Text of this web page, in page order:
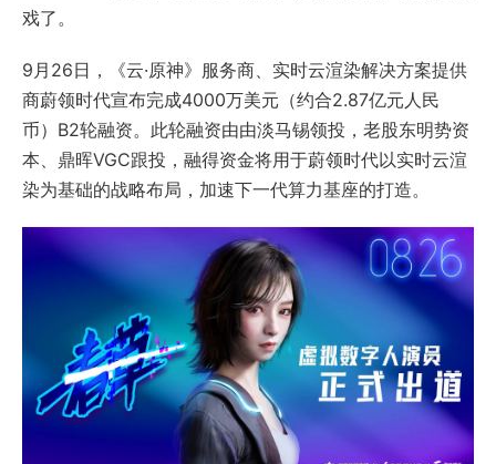
戏了。
9月26日，《云·原神》服务商、实时云渲染解决方案提供
商蔚领时代宣布完成4000万美元（约合2.87亿元人民
币）B2轮融资。此轮融资由由淡马锡领投，老股东明势资
本、鼎晖VGC跟投，融得资金将用于蔚领时代以实时云渲
染为基础的战略布局，加速下一代算力基座的打造。